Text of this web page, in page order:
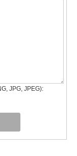
JPG, JPEG):